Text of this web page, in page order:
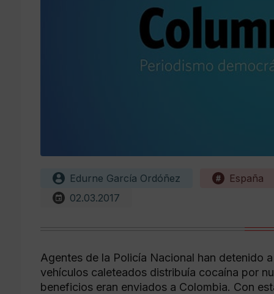
Edurne García Ordóñez
España
02.03.2017
Agentes de la Policía Nacional han detenido
vehículos caleteados distribuía cocaína por
beneficios eran enviados a Colombia. Con